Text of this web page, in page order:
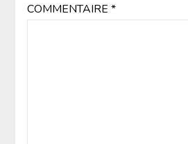
COMMENTAIRE *